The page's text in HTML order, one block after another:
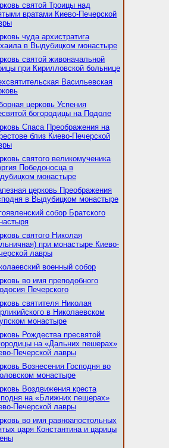
святой Троицы над
вратами Киево-Печерской
чуда архистратига
в Выдубицком монастыре
святой живоначальной
при Кирилловской больнице
Васильевская
церковь Успения
богородицы на Подоле
Спаса Преображения на
близ Киево-Печерской
святого великомученика
Победоносца в
монастыре
церковь Преображения
в Выдубицком монастыре
собор Братского
святого Николая
при монастыре Киево-
лавры
военный собор
во имя преподобного
Печерского
святителя Николая
в Николаевском
монастыре
Рождества пресвятой
на «Дальних пешерах»
Печерской лавры
Вознесения Господня во
монастыре
Воздвижения креста
на «Ближних пещерах»
Печерской лавры
во имя равноапостольных
царя Константина и царицы